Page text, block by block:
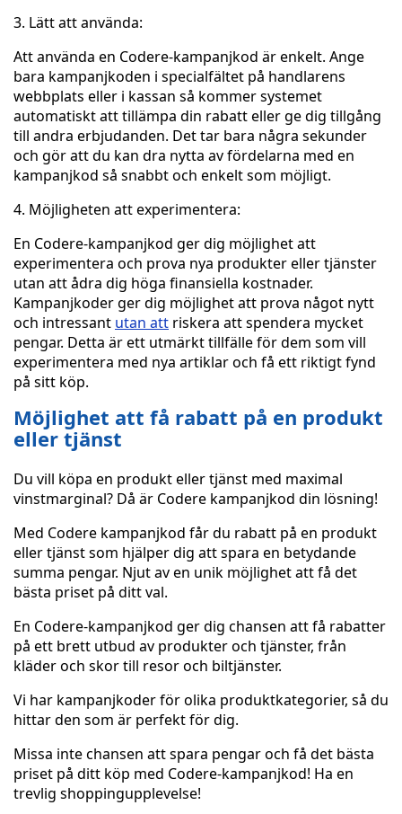
3. Lätt att använda:
Att använda en Codere-kampanjkod är enkelt. Ange
bara kampanjkoden i specialfältet på handlarens
webbplats eller i kassan så kommer systemet
automatiskt att tillämpa din rabatt eller ge dig tillgång
till andra erbjudanden. Det tar bara några sekunder
och gör att du kan dra nytta av fördelarna med en
kampanjkod så snabbt och enkelt som möjligt.
4. Möjligheten att experimentera:
En Codere-kampanjkod ger dig möjlighet att
experimentera och prova nya produkter eller tjänster
utan att ådra dig höga finansiella kostnader.
Kampanjkoder ger dig möjlighet att prova något nytt
och intressant utan att riskera att spendera mycket
pengar. Detta är ett utmärkt tillfälle för dem som vill
experimentera med nya artiklar och få ett riktigt fynd
på sitt köp.
Möjlighet att få rabatt på en produkt
eller tjänst
Du vill köpa en produkt eller tjänst med maximal
vinstmarginal? Då är Codere kampanjkod din lösning!
Med Codere kampanjkod får du rabatt på en produkt
eller tjänst som hjälper dig att spara en betydande
summa pengar. Njut av en unik möjlighet att få det
bästa priset på ditt val.
En Codere-kampanjkod ger dig chansen att få rabatter
på ett brett utbud av produkter och tjänster, från
kläder och skor till resor och biltjänster.
Vi har kampanjkoder för olika produktkategorier, så du
hittar den som är perfekt för dig.
Missa inte chansen att spara pengar och få det bästa
priset på ditt köp med Codere-kampanjkod! Ha en
trevlig shoppingupplevelse!